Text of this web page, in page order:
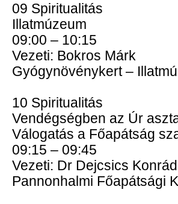
09 Spiritualitás
Illatmúzeum
09:00 – 10:15
Vezeti: Bokros Márk
Gyógynövénykert –
10 Spiritualitás
Vendégségben az Úr
Válogatás a Főapátság
09:15 – 09:45
Vezeti: Dr Dejcsics
Pannonhalmi Főapátsági